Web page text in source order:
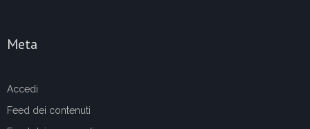
Meta
Accedi
Feed dei contenuti